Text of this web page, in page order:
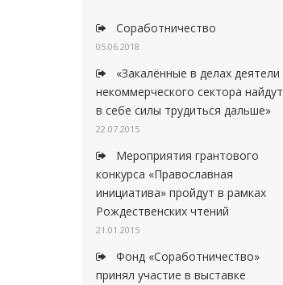
Соработничество
05.06.2018
«Закалённые в делах деятели
некоммерческого сектора найдут
в себе силы трудиться дальше»
22.07.2015
Мероприятия грантового
конкурса «Православная
инициатива» пройдут в рамках
Рождественских чтений
21.01.2015
Фонд «Соработничество»
принял участие в выставке